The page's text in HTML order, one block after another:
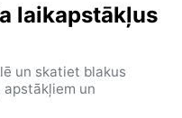
līdzenumā.
mitram
Ziema ir gara
noslīd līdz mīnus
vairākus
laikapstākļus
un skatiet blakus
un